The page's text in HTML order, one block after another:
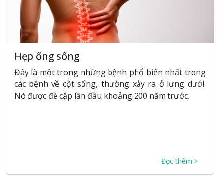
Hẹp ống sống
Đây là một trong những bệnh phổ biến nhất trong
các bệnh về cột sống, thường xảy ra ở lưng dưới.
Nó được đề cập lần đầu khoảng 200 năm trước.
Đọc thêm >